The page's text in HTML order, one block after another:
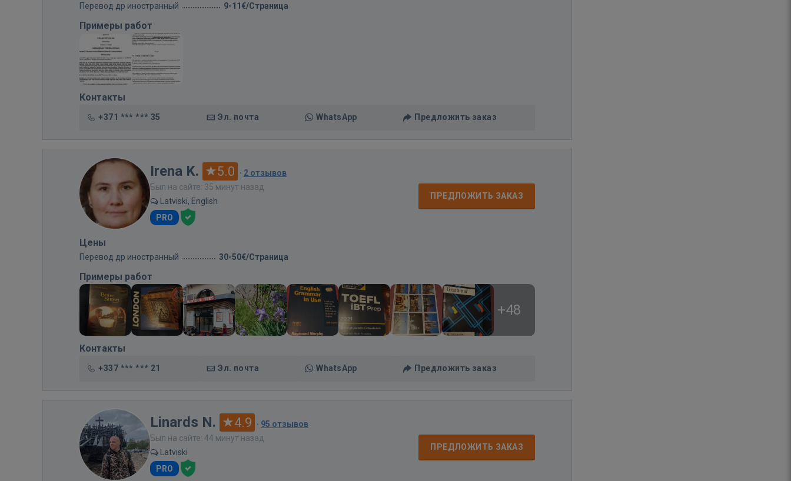
Перевод др иностранный 9-11€/Страница
Примеры работ
Контакты
+371 *** *** 35 Эл. почта WhatsApp Предложить заказ
Irena K. 5.0 · 2 отзывов
Был на сайте: 35 минут назад
Latviski, English
PRO
ПРЕДЛОЖИТЬ ЗАКАЗ
Цены
Перевод др иностранный 30-50€/Страница
Примеры работ
+48
Контакты
+337 *** *** 21 Эл. почта WhatsApp Предложить заказ
Linards N. 4.9 · 95 отзывов
Был на сайте: 44 минут назад
Latviski
PRO
ПРЕДЛОЖИТЬ ЗАКАЗ